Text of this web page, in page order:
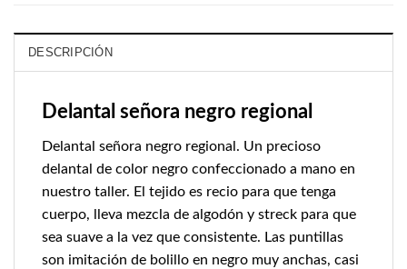
DESCRIPCIÓN
Delantal señora negro regional
Delantal señora negro regional. Un precioso
delantal de color negro confeccionado a mano en
nuestro taller. El tejido es recio para que tenga
cuerpo, lleva mezcla de algodón y streck para que
sea suave a la vez que consistente. Las puntillas
son imitación de bolillo en negro muy anchas, casi